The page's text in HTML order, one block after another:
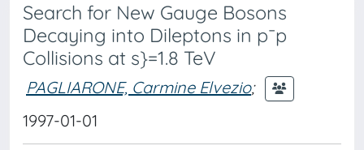
Search for New Gauge Bosons
Decaying into Dileptons in p¯p
Collisions at s}=1.8 TeV
PAGLIARONE, Carmine Elvezio;
1997-01-01